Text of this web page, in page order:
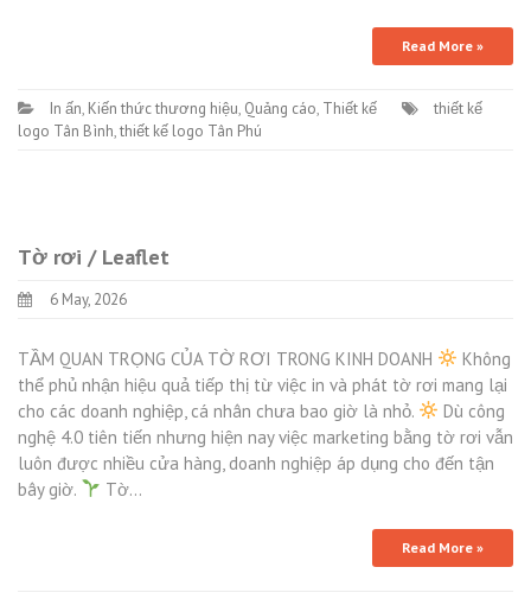
Read More »
In ấn, Kiến thức thương hiệu, Quảng cáo, Thiết kế
thiết kế
logo Tân Bình,thiết kế logo Tân Phú
Tờ rơi / Leaflet
6 May, 2026
TẦM QUAN TRỌNG CỦA TỜ RƠI TRONG KINH DOANH
Không
thể phủ nhận hiệu quả tiếp thị từ việc in và phát tờ rơi mang lại
cho các doanh nghiệp, cá nhân chưa bao giờ là nhỏ.
Dù công
nghệ 4.0 tiên tiến nhưng hiện nay việc marketing bằng tờ rơi vẫn
luôn được nhiều cửa hàng, doanh nghiệp áp dụng cho đến tận
bây giờ.
Tờ…
Read More »